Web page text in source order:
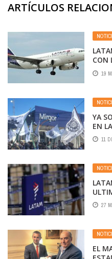
ARTÍCULOS
CON
USA
19
YA
EN
11
DE27
EL